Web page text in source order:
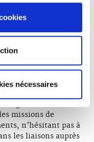
nécessaires
vivent et
part à jamais
sacrifice volontaire lui
dans la région du
missions de
n’hésitant pas à
les liaisons auprès